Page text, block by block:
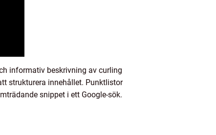
informativ beskrivning av curling
strukturera innehållet. Punktlistor
snippet i ett Google-sök.